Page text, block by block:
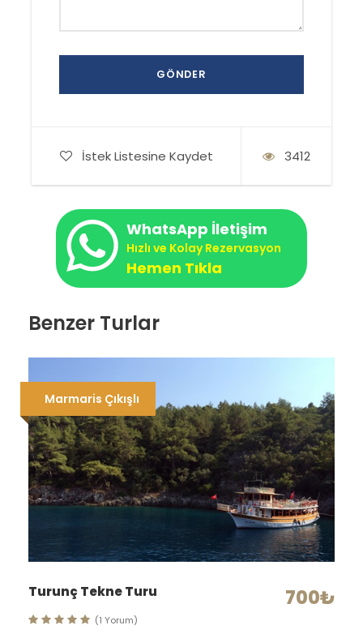
İstek Listesine Kaydet 3412
WhatsApp İletişim
Hızlı ve Kolay Rezervasyon
Hemen Tıkla
Benzer Turlar
Marmaris Çıkışlı
Turunç Tekne Turu 700₺
(1 Yorum)